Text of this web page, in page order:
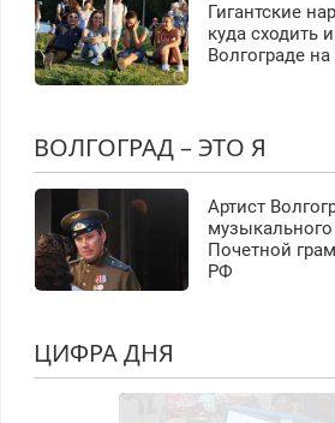
Гигантские
куда сходить
Волгограде
ВОЛГОГРАД – ЭТО Я
Артист
музыкального
Почетной
РФ
ЦИФРА ДНЯ